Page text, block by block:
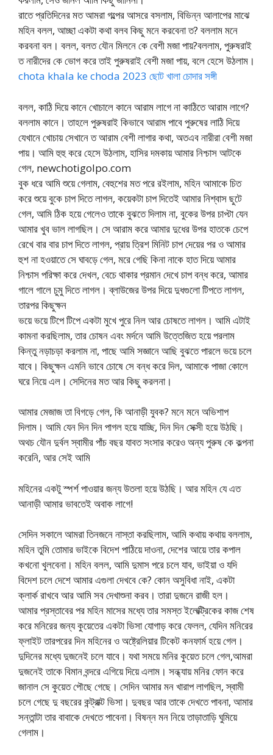
রাতে প্রতিদিনের মত আমরা গল্পের আসরে বসলাম, বিভিন্ন আলাপের মাঝে
মহিন বলল, আচ্ছা একটা কথা বলব কিছু মনে করবেনা ত? বললাম মনে
করবনা বল। বলল, বলত যৌন মিলনে কে বেশী মজা পায়?বললাম, পুরুষরাই
ত নারীদের কে ভোগ করে তাই পুরুষরাই বেশী মজা পায়, বলে হেসে উঠলাম।
chota khala ke choda 2023 ছোট খালা চোদার সঙ্গী
বলল, কাঠি দিয়ে কানে খোচালে কানে আরাম লাগে না কাঠিতে আরাম লাগে?
বললাম কানে। তাহলে পুরুষরাই কিভাবে আরাম পাবে পুরুষের লাঠি দিয়ে
যেখানে খোচায় সেখানে ত আরাম বেশী লাগার কথা, অতএব নারীরা বেশী মজা
পায়। আমি হুহু করে হেসে উঠলাম, হাসির দমকায় আমার নিশ্চাস আটকে
গেল, newchotigolpo.com
বুক ধরে আমি শুয়ে গেলাম, বেহুশের মত পরে রইলাম, মহিন আমাকে চিত
করে শুয়ে বুকে চাপ দিতে লাগল, কয়েকটা চাপ দিতেই আমার নিশ্বাস ছুটে
গেল, আমি ঠিক হয়ে গেলেও তাকে বুঝতে দিলাম না, বুকের উপর চাপ্টা যেন
আমার খুব ভাল লাগছিল। সে আরাম করে আমার দুধের উপর হাতকে চেপে
রেখে বার বার চাপ দিতে লাগল, প্রায় ত্রিশ মিনিট চাপ দেয়ের পর ও আমার
হুশ না হওয়াতে সে ঘাবড়ে গেল, মরে গেছি কিনা নাকে হাত দিয়ে আমার
নিশ্চাস পরিক্ষা করে দেখল, বেচে থাকার প্রমান দেখে চাপ বন্ধ করে, আমার
গালে গালে চুমু দিতে লাগল। ব্লাউজের উপর দিয়ে দুধগুলো টিপতে লাগল,
তারপর কিছুক্ষন
ভয়ে ভয়ে টিপে টিপে একটা মুখে পুরে নিল আর চোষতে লাগল। আমি এটাই
কামনা করছিলাম, তার চোষন এবং মর্দনে আমি উত্তেজিত হয়ে পরলাম
কিন্তু নড়াচড়া করলাম না, পাছে আমি সজ্ঞানে আছি বুঝতে পারলে ভয়ে চলে
যাবে। কিছুক্ষন এমনি ভাবে চোষে সে বন্ধ করে দিল, আমাকে পাজা কোলে
ঘরে নিয়ে এল। সেদিনের মত আর কিছু করলনা।
আমার মেজাজ তা বিগড়ে গেল, কি আনাড়ী যুবক? মনে মনে অভিশাপ
দিলাম। আমি যেন দিন দিন পাগল হয়ে যাচ্ছি, দিন দিন সেক্সী হয়ে উঠছি।
অথচ যৌন দুর্বল স্বামীর পাঁচ বছর যাবত সংসার করেও অন্য পুরুষ কে কল্পনা
করেনি, আর সেই আমি
মহিনের একটু স্পর্শ পাওয়ার জন্য উতলা হয়ে উঠছি। আর মহিন যে এত
আনাড়ী আমার ভাবতেই অবাক লাগে!
সেদিন সকালে আমরা তিনজনে নাস্তা করছিলাম, আমি কথায় কথায় বললাম,
মহিন তুমি তোমার ভাইকে বিদেশ পাঠিয়ে দাওনা, দেশের আয়ে তার কপাল
কখনো খুলবেনা। মহিন বলল, আমি দুমাস পরে চলে যাব, ভাইয়া ও যদি
বিদেশ চলে দেশে আমার এগুলা দেখবে কে? কোন অসুবিধা নাই, একটা
ক্লার্ক রাখবে আর আমি সব দেখাশুনা করব। তারা দুজনে রাজী হল।
আমার প্রস্তাবের পর মহিন মাসের মধ্যে তার সমস্ত ইলেক্ট্রিকের কাজ শেষ
করে মনিরের জন্য কুয়েতের একটা ভিসা যোগাড় করে ফেলল, যেদিন মনিরের
ফ্লাইট তারপরের দিন মহিনের ও অষ্ট্রেলিয়ার টিকেট কনফার্ম হয়ে গেল।
দুদিনের মধ্যে দুজনেই চলে যাবে। যথা সময়ে মনির কুয়েত চলে গেল,আমরা
দুজনেই তাকে বিমান বন্দরে এগিয়ে দিয়ে এলাম। সন্ধ্যায় মনির ফোন করে
জানাল সে কুয়েত পৌছে গেছে। সেদিন আমার মন খারাপ লাগছিল, স্বামী
চলে গেছে দু বছরের কন্ট্রাক্ট ভিসা। দুবছর আর তাকে দেখতে পাবনা, আমার
সন্তান্টা তার বাবাকে দেখতে পাবেনা। বিষন্ন মন নিয়ে তাড়াতাড়ি ঘুমিয়ে
গেলাম।